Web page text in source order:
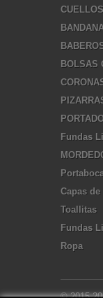
CUELLOS
BOLSAS
Fundas
Capas de
Toallitas
Fundas
Ropa